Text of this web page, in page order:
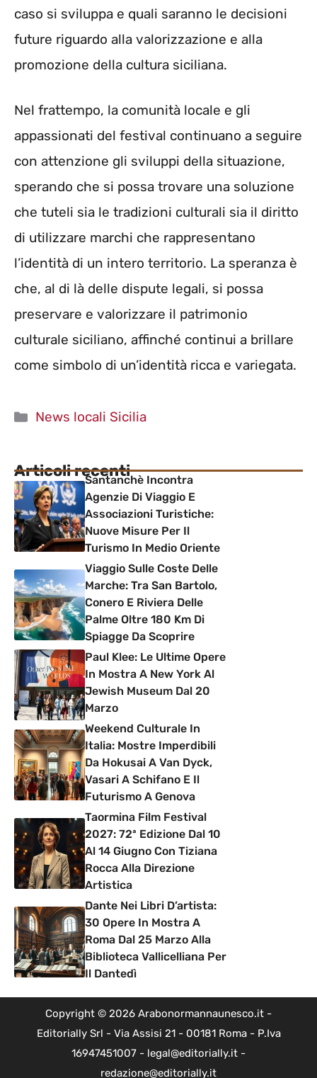
caso si sviluppa e quali saranno le decisioni
future riguardo alla valorizzazione e alla
promozione della cultura siciliana.
Nel frattempo, la comunità locale e gli
appassionati del festival continuano a seguire
con attenzione gli sviluppi della situazione,
sperando che si possa trovare una soluzione
che tuteli sia le tradizioni culturali sia il diritto
di utilizzare marchi che rappresentano
l’identità di un intero territorio. La speranza è
che, al di là delle dispute legali, si possa
preservare e valorizzare il patrimonio
culturale siciliano, affinché continui a brillare
come simbolo di un’identità ricca e variegata.
Categorie
News locali Sicilia
Articoli recentiSantanchè Incontra
Agenzie Di Viaggio E
Associazioni Turistiche:
Nuove Misure Per Il
Turismo In Medio Oriente
Viaggio Sulle Coste Delle
Marche: Tra San Bartolo,
Conero E Riviera Delle
Palme Oltre 180 Km Di
Spiagge Da Scoprire
Paul Klee: Le Ultime Opere
In Mostra A New York Al
Jewish Museum Dal 20
Marzo
Weekend Culturale In
Italia: Mostre Imperdibili
Da Hokusai A Van Dyck,
Vasari A Schifano E Il
Futurismo A Genova
Taormina Film Festival
2027: 72ª Edizione Dal 10
Al 14 Giugno Con Tiziana
Rocca Alla Direzione
Artistica
Dante Nei Libri D’artista:
30 Opere In Mostra A
Roma Dal 25 Marzo Alla
Biblioteca Vallicelliana Per
Il Dantedì
Copyright © 2026 Arabonormannaunesco.it -
Editorially Srl - Via Assisi 21 - 00181 Roma - P.Iva
16947451007 - legal@editorially.it -
redazione@editorially.it